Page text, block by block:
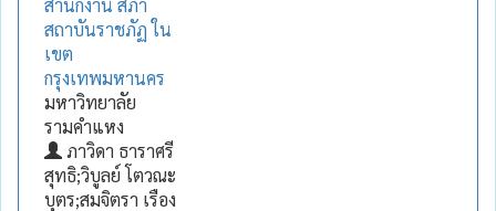
สถาบันราชภัฏ ใน
เขต
กรุงเทพมหานคร
มหาวิทยาลัย
รามคำแหง
ภาวิดา ธาราศรี
สุทธิ;วิบูลย์ โตวณะ
บุตร;สมจิตรา เรือง